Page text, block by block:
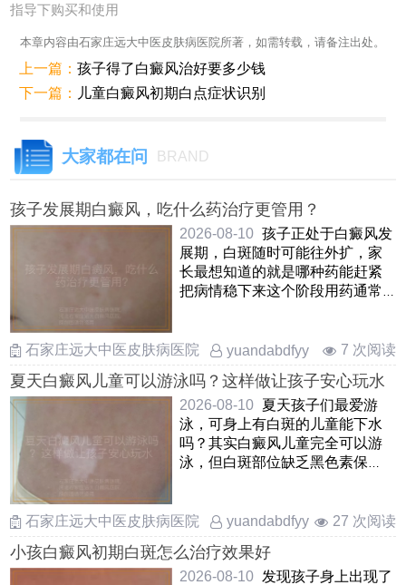
指导下购买和使用
本章内容由石家庄远大中医皮肤病医院所著，如需转载，请备注出处。
上一篇：孩子得了白癜风治好要多少钱
下一篇：
儿童白癜风初期白点症状识别
大家都在问 BRAND
孩子发展期白癜风，吃什么药治疗更管用？
2026-08-10 孩子正处于白癜风发
展期，白斑随时可能往外扩，家
长最想知道的就是哪种药能赶紧
把病情稳下来这个阶段用药通常
石家庄远大中医皮肤病医院 yuandabdfyy 7 次阅读
夏天白癜风儿童可以游泳吗？这样做让孩子安心玩水
2026-08-10 夏天孩子们最爱游
泳，可身上有白斑的儿童能下水
吗？其实白癜风儿童完全可以游
泳，但白斑部位缺乏黑色素保
石家庄远大中医皮肤病医院
yuandabdfyy 27 次阅读
小孩白癜风初期白斑怎么治疗效果好
2026-08-10 发现孩子身上出现了